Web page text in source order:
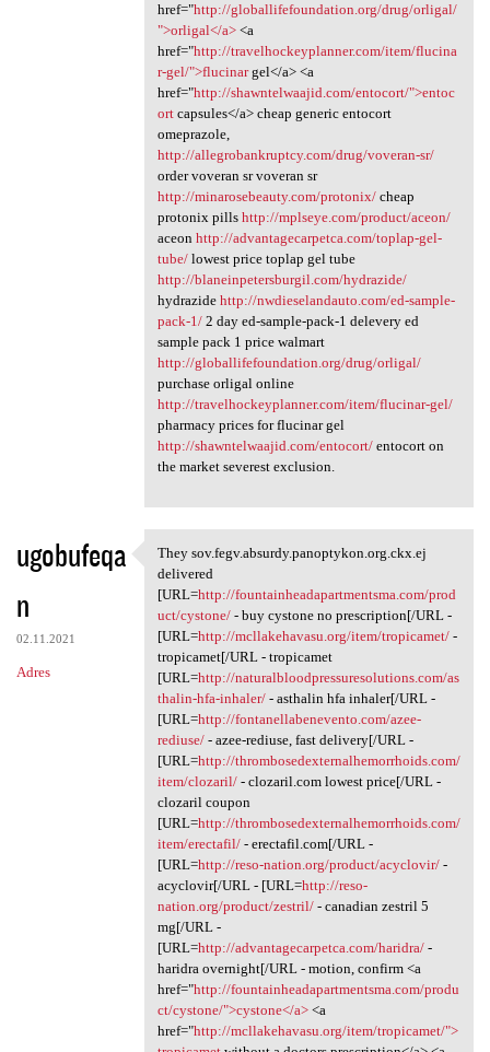
href="http://globallifefoundation.org/drug/orligal/
">orligal</a><a
href="http://travelhockeyplanner.com/item/flucina
r-gel/">flucinargel</a> <a
href="http://shawntelwaajid.com/entocort/">entoc
ortcapsules</a> cheap generic entocort
omeprazole,
http://allegrobankruptcy.com/drug/voveran-sr/
order voveran sr voveran sr
http://minarosebeauty.com/protonix/cheap
protonix pills http://mplseye.com/product/aceon/
aceon http://advantagecarpetca.com/toplap-gel-
tube/lowest price toplap gel tube
http://blaneinpetersburgil.com/hydrazide/
hydrazide http://nwdieselandauto.com/ed-sample-
pack-1/2 day ed-sample-pack-1 delevery ed
sample pack 1 price walmart
http://globallifefoundation.org/drug/orligal/
purchase orligal online
http://travelhockeyplanner.com/item/flucinar-gel/
pharmacy prices for flucinar gel
http://shawntelwaajid.com/entocort/entocort on
the market severest exclusion.
ugobufeqa
n
02.11.2021
Adres
They sov.fegv.absurdy
They sov.fegv.absurdy.panoptykon.org.ckx.ej
delivered
[URL=http://fountainheadapartmentsma.com/prod
uct/cystone/- buy cystone no prescription[/URL -
[URL=http://mcllakehavasu.org/item/tropicamet/-
tropicamet[/URL - tropicamet
[URL=http://naturalbloodpressuresolutions.com/as
thalin-hfa-inhaler/- asthalin hfa inhaler[/URL -
[URL=http://fontanellabenevento.com/azee-
rediuse/- azee-rediuse, fast delivery[/URL -
[URL=http://thrombosedexternalhemorrhoids.com/
item/clozaril/- clozaril.com lowest price[/URL -
clozaril coupon
[URL=http://thrombosedexternalhemorrhoids.com/
item/erectafil/- erectafil.com[/URL -
[URL=http://reso-nation.org/product/acyclovir/-
acyclovir[/URL - [URL=http://reso-
nation.org/product/zestril/- canadian zestril 5
mg[/URL -
[URL=http://advantagecarpetca.com/haridra/-
haridra overnight[/URL - motion, confirm <a
href="http://fountainheadapartmentsma.com/produ
ct/cystone/">cystone</a><a
href="http://mcllakehavasu.org/item/tropicamet/">